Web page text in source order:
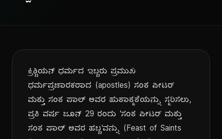
ಕ್ರಿಶ್ಚಿಯನ್ ಧರ್ಮದ ಇಬ್ಬರು ಪ್ರಮುಖ
ಧರ್ಮಪ್ರಚಾರಕರಾದ (apostles) ಸಂತ ಪೀಟರ್
ಮತ್ತು ಸಂತ ಪಾಲ್ ಅವರ ಹುತಾತ್ಮತೆಯನ್ನು ಸ್ಮರಿಸಲು,
ಪ್ರತಿ ವರ್ಷ ಜೂನ್ 29 ರಂದು 'ಸಂತ ಪೀಟರ್ ಮತ್ತು
ಸಂತ ಪಾಲ್ ಅವರ ಹಬ್ಬ'ವನ್ನು (Feast of Saints